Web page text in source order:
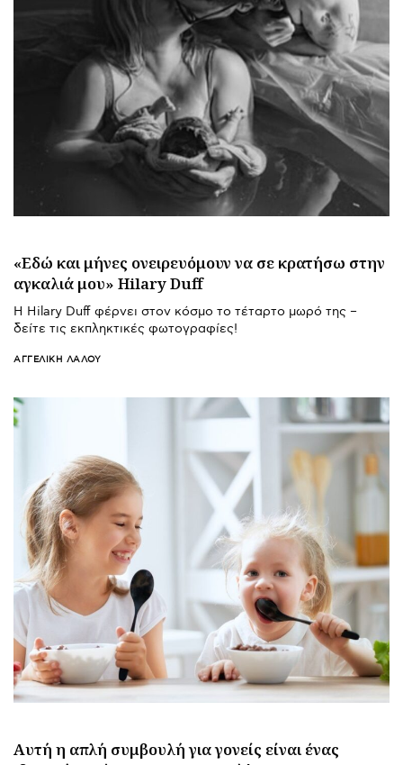
«Εδώ και μήνες ονειρευόμουν να σε κρατήσω στην
αγκαλιά μου» Hilary Duff
Η Hilary Duff φέρνει στον κόσμο το τέταρτο μωρό της –
δείτε τις εκπληκτικές φωτογραφίες!
ΑΓΓΕΛΙΚΉ ΛΆΛΟΥ
Αυτή η απλή συμβουλή για γονείς είναι ένας